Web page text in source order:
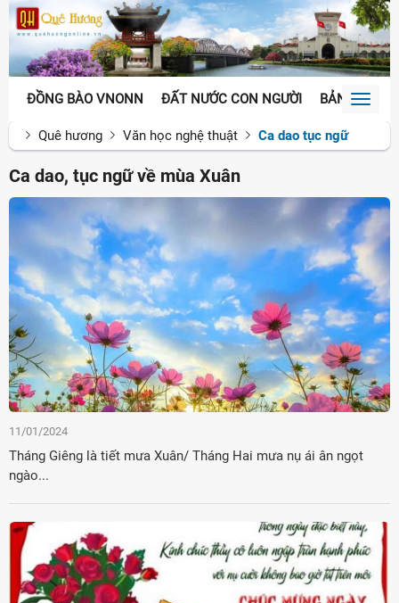
ĐỒNG BÀO VNONN ĐẤT NƯỚC CON NGƯỜI BẢN SẮCToggle
Quê hương
Văn học nghệ thuật Ca dao tục ngữ
Ca dao, tục ngữ về mùa Xuân
11/01/2024
Tháng Giêng là tiết mưa Xuân/ Tháng Hai mưa nụ ái ân ngọt
ngào...